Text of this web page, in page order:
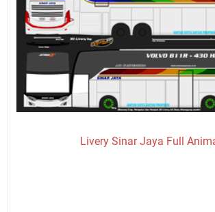
Livery Sinar Jaya Full